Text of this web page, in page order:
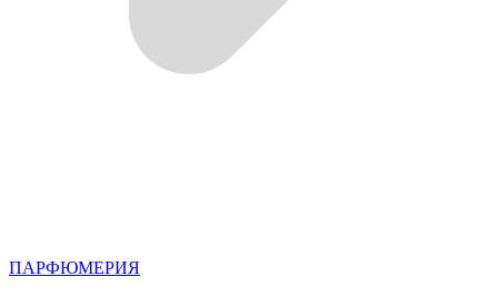
ПАРФЮМЕРИЯ